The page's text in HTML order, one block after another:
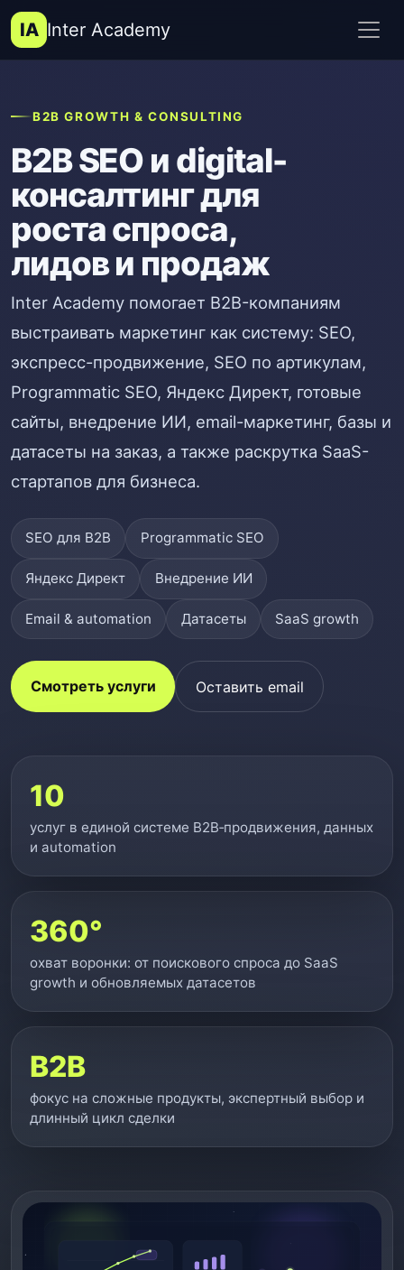
IA Inter Academy
B2B GROWTH & CONSULTING
B2B SEO и digital-
консалтинг для
роста спроса,
лидов и продаж
Inter Academy помогает B2B-компаниям
выстраивать маркетинг как систему: SEO,
экспресс-продвижение, SEO по артикулам,
Programmatic SEO, Яндекс Директ, готовые
сайты, внедрение ИИ, email-маркетинг, базы и
датасеты на заказ, а также раскрутка SaaS-
стартапов для бизнеса.
SEO для B2B Programmatic SEO
Яндекс Директ Внедрение ИИ
Email & automation Датасеты SaaS growth
Смотреть услуги Оставить email
10
услуг в единой системе B2B‑продвижения, данных
и automation
360°
охват воронки: от поискового спроса до SaaS
growth и обновляемых датасетов
B2B
фокус на сложные продукты, экспертный выбор и
длинный цикл сделки